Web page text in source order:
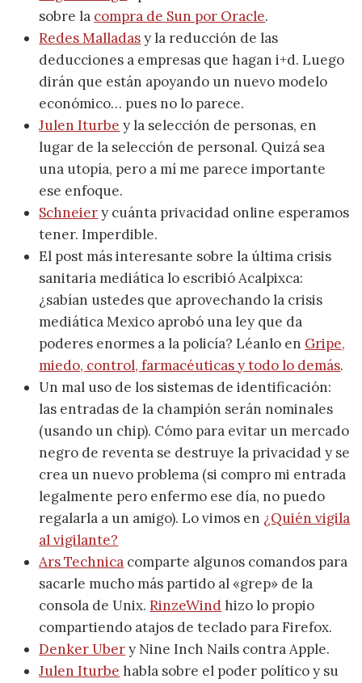
sobre la compra de Sun por Oracle.
Redes Malladasy la reducción de las
deducciones a empresas que hagan i+d. Luego
dirán que están apoyando un nuevo modelo
económico… pues no lo parece.
Julen Iturbe y la selección de personas, en
lugar de la selección de personal. Quizá sea
una utopía, pero a mí me parece importante
ese enfoque.
Schneiery cuánta privacidad online esperamos
tener. Imperdible.
El post más interesante sobre la última crisis
sanitaria mediática lo escribió Acalpixca:
¿sabían ustedes que aprovechando la crisis
mediática Mexico aprobó una ley que da
poderes enormes a la policía? Léanlo en Gripe,
miedo, control, farmacéuticas y todo lo demás.
Un mal uso de los sistemas de identificación:
las entradas de la champión serán nominales
(usando un chip). Cómo para evitar un mercado
negro de reventa se destruye la privacidad y se
crea un nuevo problema (si compro mi entrada
legalmente pero enfermo ese día, no puedo
regalarla a un amigo). Lo vimos en ¿Quién vigila
al vigilante?
Ars Technica comparte algunos comandos para
sacarle mucho más partido al «grep» de la
consola de Unix.RinzeWindhizo lo propio
compartiendo atajos de teclado para Firefox.
Denker Ubery Nine Inch Nails contra Apple.
Julen Iturbe habla sobre el poder político y su